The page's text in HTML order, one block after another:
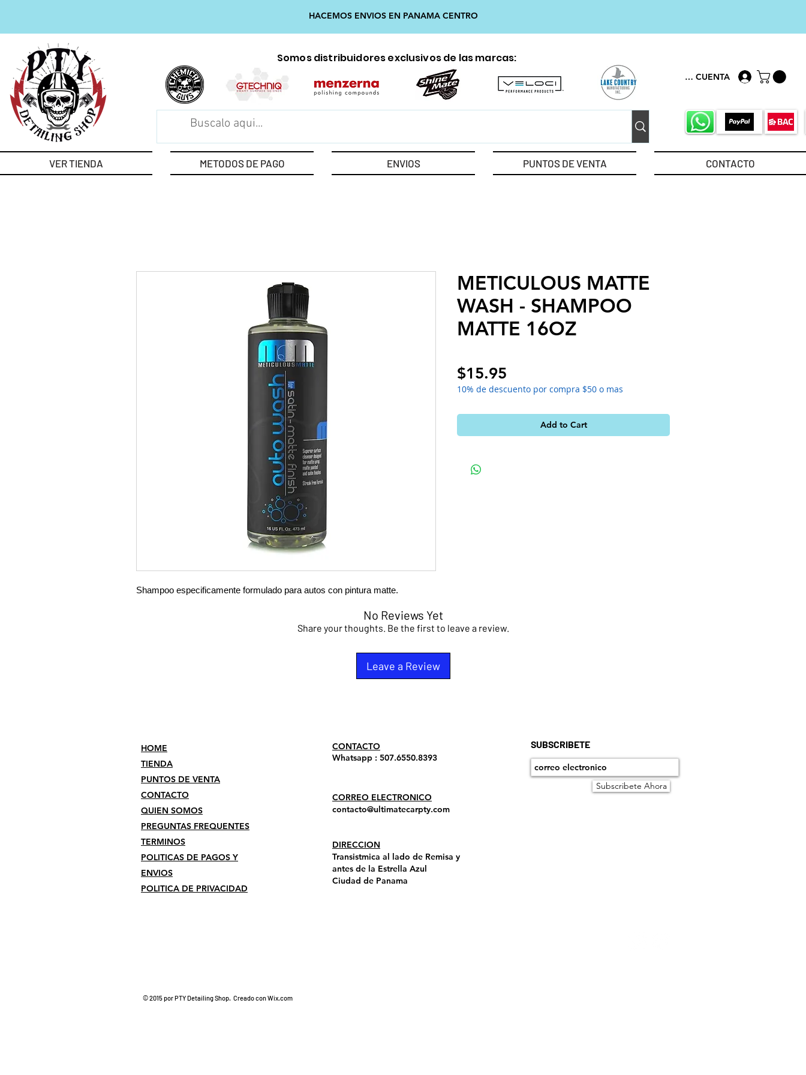
HACEMOS ENVIOS EN PANAMA CENTRO
Somos distribuidores exclusivos de las marcas:
MI CUENTA
VER TIENDA METODOS DE PAGO ENVIOS PUNTOS DE VENTA CONTACTO
Shampoo especificamente formulado para autos con pintura matte.
METICULOUS MATTE
WASH - SHAMPOO
MATTE 16OZ
$15.95
10% de descuento por compra $50 o mas
Add to Cart
No Reviews Yet
Share your thoughts. Be the first to leave a review.
Leave a Review
HOME
TIENDA
PUNTOS DE VENTA
CONTACTO
QUIEN SOMOS
PREGUNTAS FREQUENTES
TERMINOS
POLITICAS DE PAGOS Y
ENVIOS
POLITICA DE PRIVACIDAD
​CONTACTO
Whatsapp : 507.6550.8393
CORREO ELECTRONICO
contacto@ultimatecarpty.com
SUBSCRIBETE
Subscribete Ahora
DIRECCION
Transistmica al lado de Remisa y
antes de la Estrella Azul
Ciudad de Panama
© 2015 por PTY Detailing Shop. Creado conWix.com